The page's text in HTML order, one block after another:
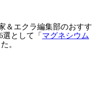
＆エクラ編集部のおすす
として「 マグネシウム
。